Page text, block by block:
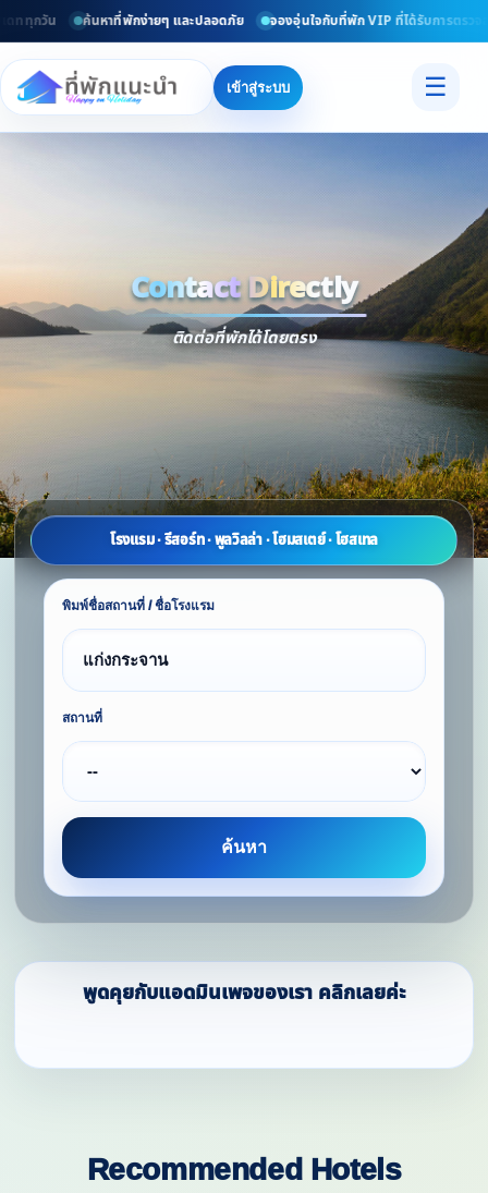
ททุกวัน ค้นหาที่พักง่ายๆ และปลอดภัย จองอุ่นใจกับที่พัก VIP ที่ได้รับการตรวจส
เข้าสู่ระบบ ☰
Contact Directly
Contact
ติดต่อที่พักได้โดยตรง
โรงแรม · รีสอร์ท · พูลวิลล่า · โฮมสเตย์ · โฮสเทล
พิมพ์ชื่อสถานที่ / ชื่อโรงแรม
สถานที่
ค้นหา
พูดคุยกับแอดมินเพจของเรา คลิกเลยค่ะ
Recommended Hotels